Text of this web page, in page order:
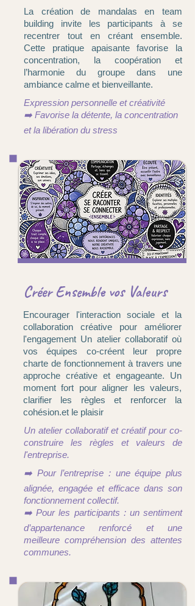
La création de mandalas en team
building invite les participants à se
recentrer tout en créant ensemble.
Cette pratique apaisante favorise la
concentration, la coopération et
l’harmonie du groupe dans une
ambiance calme et bienveillante.
Expression personnelle et créativité
➡️ Favorise la détente, la concentration
et la libération du stress
Créer Ensemble vos Valeurs
Encourager l'interaction sociale et la
collaboration créative pour améliorer
l'engagement Un atelier collaboratif où
vos équipes co-créent leur propre
charte de fonctionnement à travers une
approche créative et engageante. Un
moment fort pour aligner les valeurs,
clarifier les règles et renforcer la
cohésion.et le plaisir
Un atelier collaboratif et créatif pour co-
construire les règles et valeurs de
l'entreprise.
➡️ Pour l’entreprise : une équipe plus
alignée, engagée et efficace dans son
fonctionnement collectif.
➡️ Pour les participants : un sentiment
d’appartenance renforcé et une
meilleure compréhension des attentes
communes.